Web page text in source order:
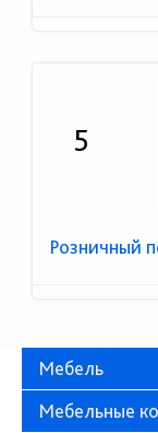
5
Розничный
Мебель
Мебельные